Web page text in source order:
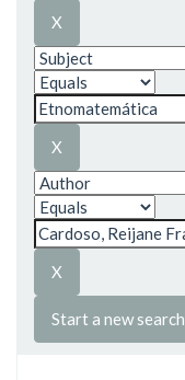
Start a new search